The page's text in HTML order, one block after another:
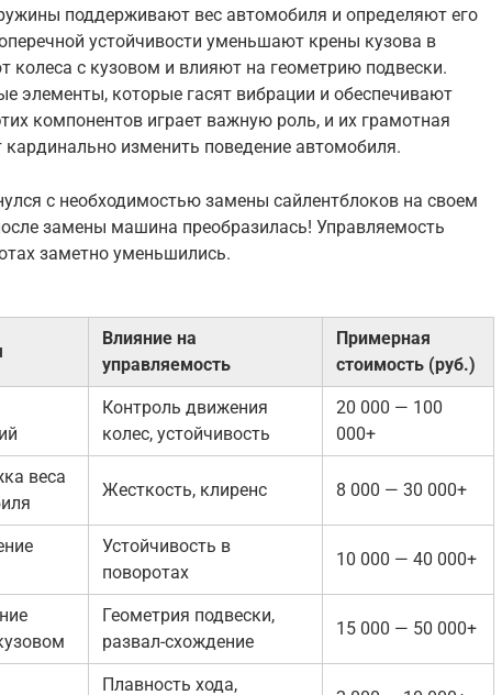
поддерживают вес автомобиля и определяют его
устойчивости уменьшают крены кузова в
колеса с кузовом и влияют на геометрию подвески.
элементы, которые гасят вибрации и обеспечивают
компонентов играет важную роль, и их грамотная
изменить поведение автомобиля.
с необходимостью замены сайлентблоков на своем
замены машина преобразилась! Управляемость
заметно уменьшились.
Влияние на
управляемость
Примерная
стоимость (руб.)
Контроль движения
колес, устойчивость
20 000 — 100
000+
веса
Жесткость, клиренс 8 000 — 30 000+
Устойчивость в
поворотах
10 000 — 40 000+
Геометрия подвески,
развал-схождение
15 000 — 50 000+
Плавность хода,